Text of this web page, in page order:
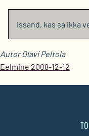
Issand, kas sa ikka
Autor Olavi Peltola
Eelmine 2008-12-12